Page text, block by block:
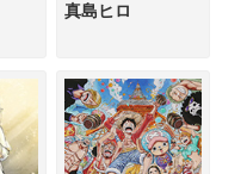
真島ヒロ